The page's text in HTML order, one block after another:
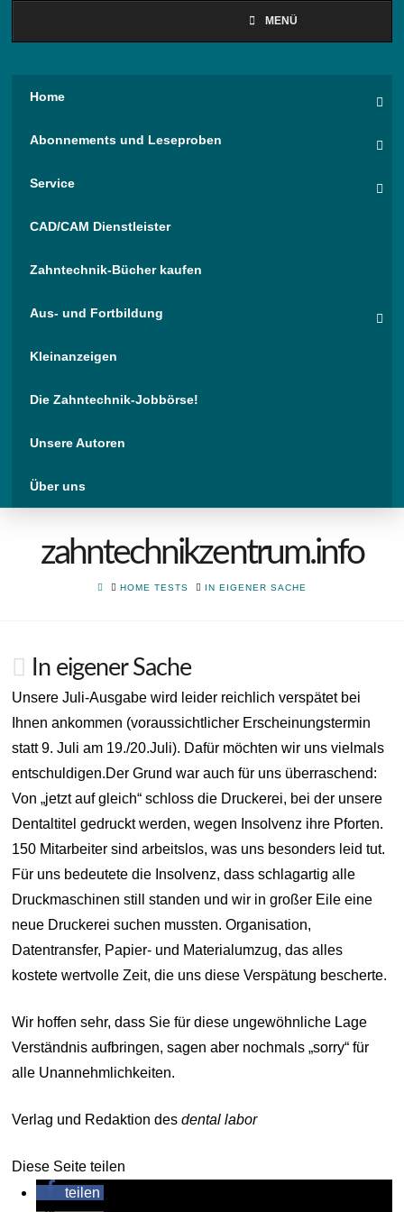
MENÜ
Home
Abonnements und Leseproben
Service
CAD/CAM Dienstleister
Zahntechnik-Bücher kaufen
Aus- und Fortbildung
Kleinanzeigen
Die Zahntechnik-Jobbörse!
Unsere Autoren
Über uns
zahntechnikzentrum.info
HOMEHOME TESTS IN EIGENER SACHE
In eigener Sache
Unsere Juli-Ausgabe wird leider reichlich verspätet bei
Ihnen ankommen (voraussichtlicher Erscheinungstermin
statt 9. Juli am 19./20.Juli). Dafür möchten wir uns vielmals
entschuldigen.Der Grund war auch für uns überraschend:
Von „jetzt auf gleich“ schloss die Druckerei, bei der unsere
Dentaltitel gedruckt werden, wegen Insolvenz ihre Pforten.
150 Mitarbeiter sind arbeitslos, was uns besonders leid tut.
Für uns bedeutete die Insolvenz, dass schlagartig alle
Druckmaschinen still standen und wir in großer Eile eine
neue Druckerei suchen mussten. Organisation,
Datentransfer, Papier- und Materialumzug, das alles
kostete wertvolle Zeit, die uns diese Verspätung bescherte.
Wir hoffen sehr, dass Sie für diese ungewöhnliche Lage
Verständnis aufbringen, sagen aber nochmals „sorry“ für
alle Unannehmlichkeiten.
Verlag und Redaktion desdental labor
Diese Seite teilen
teilen